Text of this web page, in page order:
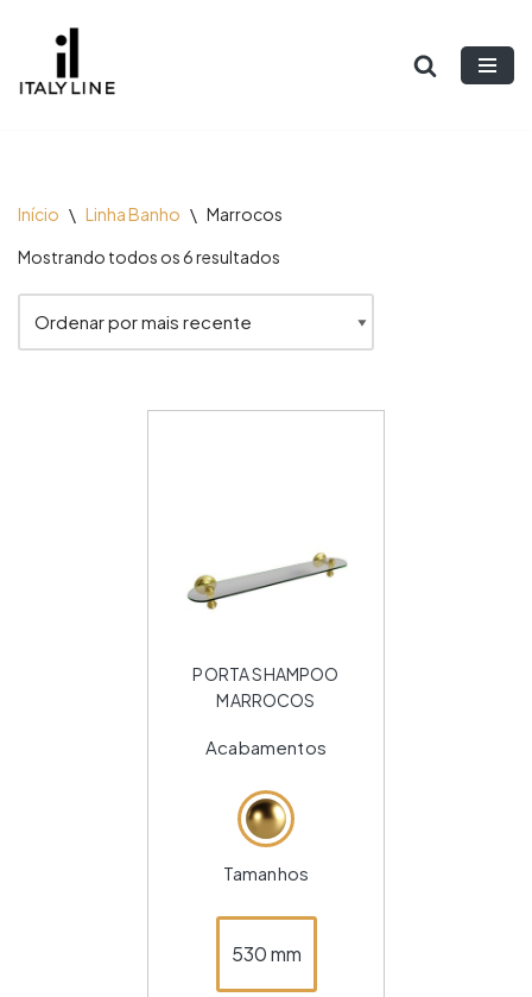
para
Início \ Linha Banho \ Marrocos
Mostrando todos os 6 resultados
PORTA SHAMPOO
MARROCOS
Acabamentos
Tamanhos
530 mm